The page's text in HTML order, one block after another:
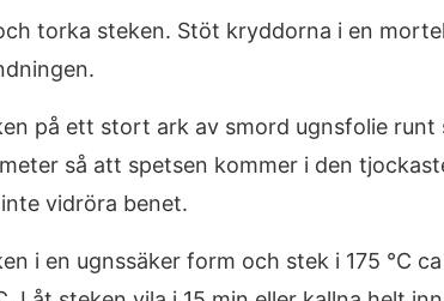
torka steken. Stöt kryddorna i en
på ett stort ark av smord ugnsfolie runt
så att spetsen kommer i den
vidröra benet.
i en ugnssäker form och stek i 175 °C